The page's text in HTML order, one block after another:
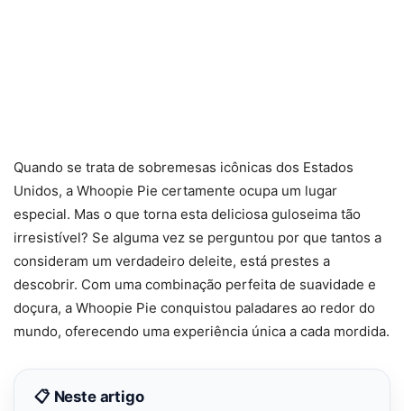
Quando se trata de sobremesas icônicas dos Estados
Unidos, a Whoopie Pie certamente ocupa um lugar
especial. Mas o que torna esta deliciosa guloseima tão
irresistível? Se alguma vez se perguntou por que tantos a
consideram um verdadeiro deleite, está prestes a
descobrir. Com uma combinação perfeita de suavidade e
doçura, a Whoopie Pie conquistou paladares ao redor do
mundo, oferecendo uma experiência única a cada mordida.
📋 Neste artigo